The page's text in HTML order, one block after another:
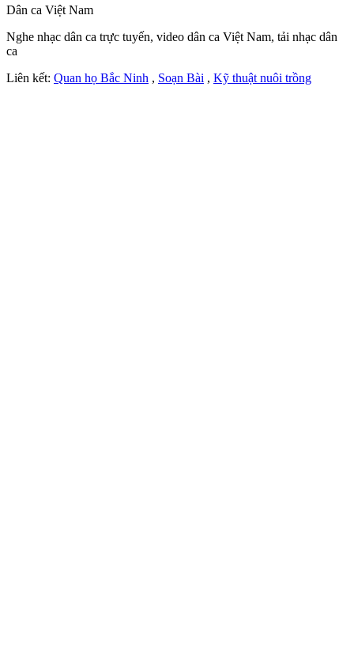
Dân ca Việt Nam
Nghe nhạc dân ca trực tuyến, video dân ca Việt Nam, tải nhạc dân
ca
Liên kết: Quan họ Bắc Ninh , Soạn Bài , Kỹ thuật nuôi trồng